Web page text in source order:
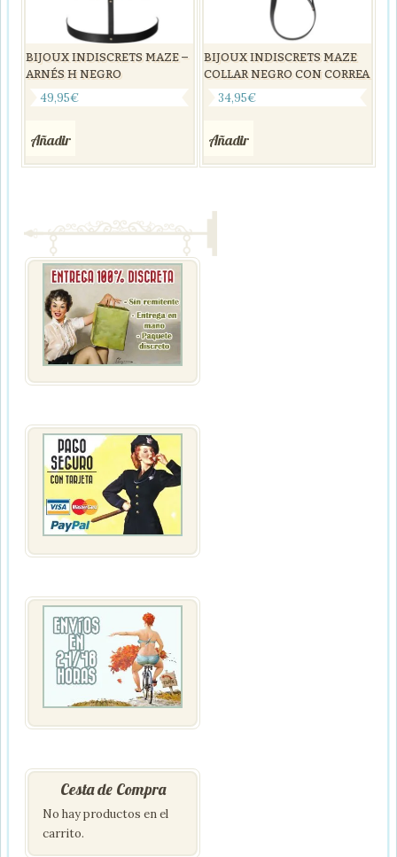
BIJOUX INDISCRETS MAZE –
ARNÉS H NEGRO
49,95€
Añadir
BIJOUX INDISCRETS MAZE
COLLAR NEGRO CON CORREA
34,95€
Añadir
Cesta de Compra
No hay productos en el
carrito.